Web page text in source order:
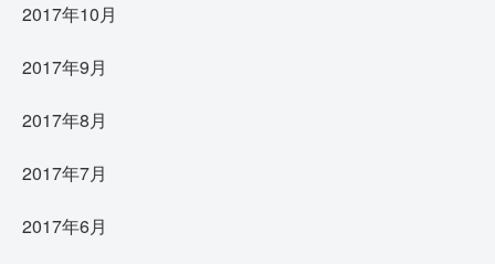
2017年10月
2017年9月
2017年8月
2017年7月
2017年6月